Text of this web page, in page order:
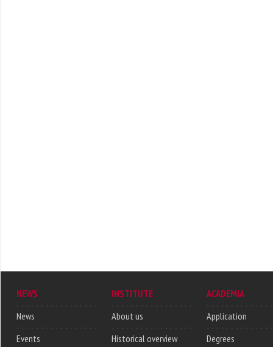
NEWS
News
Events
INSTITUTE
About us
Historical overview
ACADEMIA
Application
Degrees